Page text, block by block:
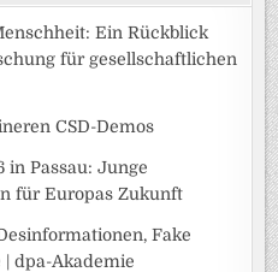
Ein Rückblick
für gesellschaftlichen
CSD-Demos
in Passau: Junge
für Europas Zukunft
Fake
dpa-Akademie